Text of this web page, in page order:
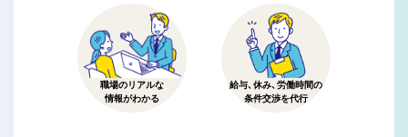
職場のリアルな
情報がわかる
給与、休み、労働時間の
条件交渉を代行